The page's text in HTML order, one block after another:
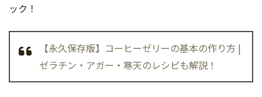
ック！
【永久保存版】コーヒーゼリーの基本の作り方 |
ゼラチン・アガー・寒天のレシピも解説！